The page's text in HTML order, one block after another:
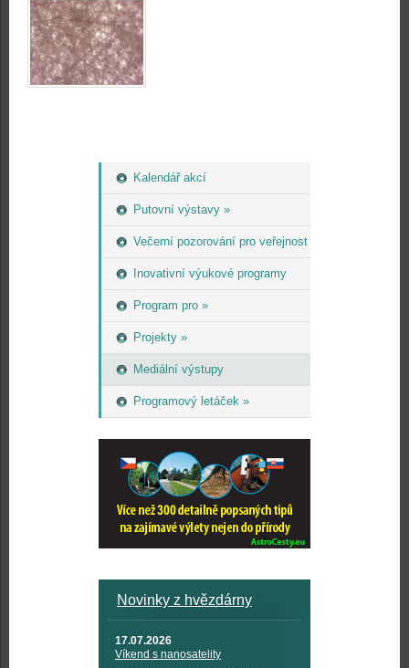
Kalendář akcí
Putovní výstavy »
Večerní pozorování pro veřejnost
Inovativní výukové programy
Program pro »
Projekty »
Mediální výstupy
Programový letáček »
Novinky z hvězdárny
17.07.2026
Víkend s nanosatelity